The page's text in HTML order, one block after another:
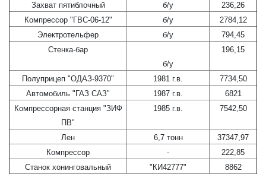
Захват пятиблочный
б/у
236,26
Компрессор "ГВС-06-12"
б/у
2784,12
Электротельфер
б/у
794,45
Стенка-бар
б/у
196,15
Полуприцеп "ОДАЗ-9370" 1981 г.в.
7734,50
Автомобиль "ГАЗ САЗ"
1987 г.в.
6821
Компрессорная станция "ЗИФ
ПВ"
1985 г.в. 7542,50
Лен 6,7 тонн
37347,97
Компрессор
-
222,85
Станок хонинговальный
"КИ42777"
8862